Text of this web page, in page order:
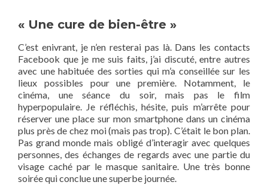
« Une cure de bien-être »
C’est enivrant, je n’en resterai pas là. Dans les contacts
Facebook que je me suis faits, j’ai discuté, entre autres
avec une habituée des sorties qui m’a conseillée sur les
lieux possibles pour une première. Notamment, le
cinéma, une séance du soir, mais pas le film
hyperpopulaire. Je réfléchis, hésite, puis m’arrête pour
réserver une place sur mon smartphone dans un cinéma
plus près de chez moi (mais pas trop). C’était le bon plan.
Pas grand monde mais obligé d’interagir avec quelques
personnes, des échanges de regards avec une partie du
visage caché par le masque sanitaire. Une très bonne
soirée qui conclue une superbe journée.